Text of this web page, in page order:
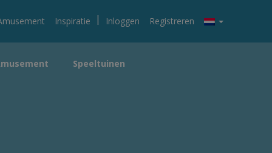
Inspiratie | Inloggen Registreren
Speeltuinen